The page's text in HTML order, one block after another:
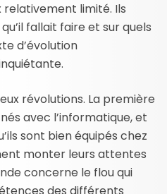
limité. Ils
fallait faire et sur quels
d’évolution
révolutions. La première
avec l’informatique, et
sont bien équipés chez
monter leurs attentes
concerne le flou qui